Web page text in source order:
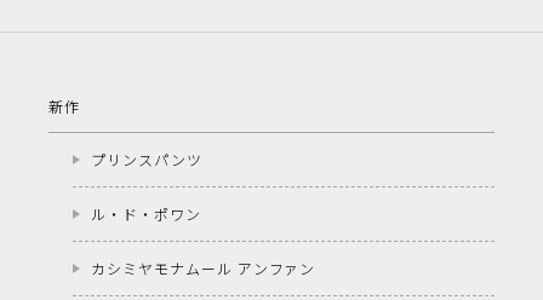
新作
プリンスパンツ
ル・ド・ポワン
カシミヤモナムール アンファン